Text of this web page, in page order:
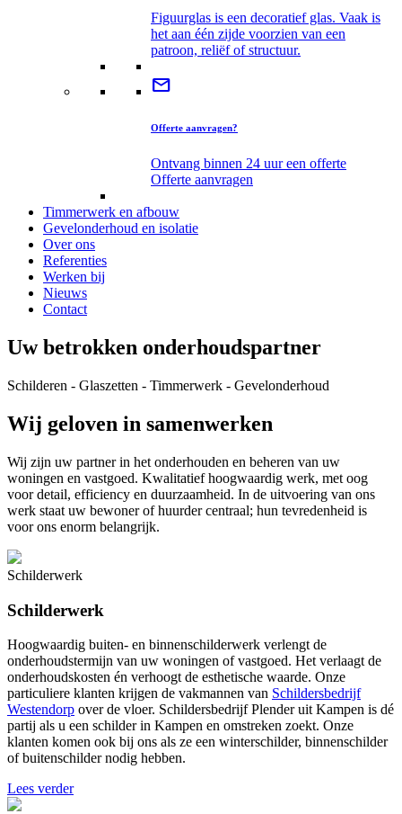
Figuurglas is een decoratief glas. Vaak is
het aan één zijde voorzien van een
patroon, reliëf of structuur.
mail
Offerte aanvragen?
Ontvang binnen 24 uur een offerte
Offerte aanvragen
Timmerwerk en afbouw
Gevelonderhoud en isolatie
Over ons
Referenties
Werken bij
Nieuws
Contact
Uw betrokken onderhoudspartner
Schilderen - Glaszetten - Timmerwerk - Gevelonderhoud
Wij geloven in samenwerken
Wij zijn uw partner in het onderhouden en beheren van uw
woningen en vastgoed. Kwalitatief hoogwaardig werk, met oog
voor detail, efficiency en duurzaamheid. In de uitvoering van ons
werk staat uw bewoner of huurder centraal; hun tevredenheid is
voor ons enorm belangrijk.
Schilderwerk
Schilderwerk
Hoogwaardig buiten- en binnenschilderwerk verlengt de
onderhoudstermijn van uw woningen of vastgoed. Het verlaagt de
onderhoudskosten én verhoogt de esthetische waarde. Onze
particuliere klanten krijgen de vakmannen van Schildersbedrijf
Westendorp over de vloer. Schildersbedrijf Plender uit Kampen is dé
partij als u een schilder in Kampen en omstreken zoekt. Onze
klanten komen ook bij ons als ze een winterschilder, binnenschilder
of buitenschilder nodig hebben.
Lees verder